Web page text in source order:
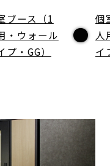
ブース（1
・ウォール
プ・GG）
個
人
イ